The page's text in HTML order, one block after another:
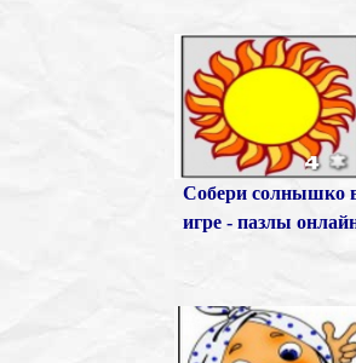
Собери солнышко
игре - пазлы